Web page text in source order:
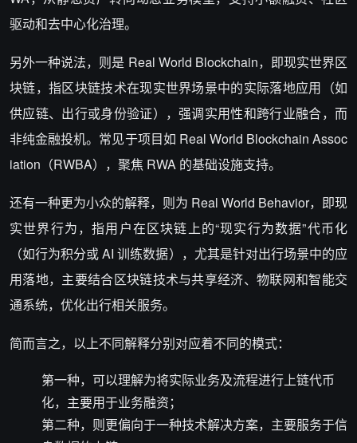
驱动和去中心化治理。
另外一种说法，则是 Real World Blockchain，即现实世界区
块链，指区块链技术在现实世界场景中的实际落地应用（如
供应链、出行或身份验证），强调实用性和跨行业融合，而
非纯金融投机。常见于项目如 Real World Blockchain Assoc
iation（RWBA），聚焦 RWA 的基础设施支持。
还有一种更为小众的解释，则为 Real World Behavior，即现
实世界行为，指用户在区块链上的“现实行为数据”代币化
（如行为积分或 AI 训练数据），尤其是针对出行场景中的应
用落地，主要结合区块链技术与共享经济、物联网和智能交
通系统，优化出行相关服务。
简而言之，以上不同解释分别对应着不同的模式：
第一种，可以理解为将实际业务及流程进行上链代币
化，主要用于业务融资；
第二种，则更偏向于一种技术解决方案，主要服务于信